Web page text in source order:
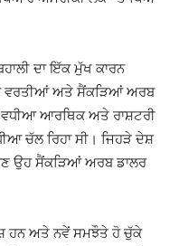
ਦਾ ਇੱਕ ਮੁੱਖ ਕਾਰਨ
ਵਰਤੀਆਂ ਅਤੇ ਸੈਂਕੜਿਆਂ ਅਰਬ
ਆਰਥਿਕ ਅਤੇ ਰਾਸ਼ਟਰੀ
ਚੱਲ ਰਿਹਾ ਸੀ। ਜਿਹੜੇ ਦੇਸ਼
ਉਹ ਸੈਂਕੜਿਆਂ ਅਰਬ ਡਾਲਰ
ਹਨ ਅਤੇ ਨਵੇਂ ਸਮਝੌਤੇ ਹੋ ਚੁੱਕੇ